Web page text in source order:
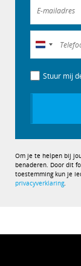
Nederland
+31
Stuur mij
Om je te helpen bij
benaderen. Door dit
toestemming kun je
privacyverklaring.